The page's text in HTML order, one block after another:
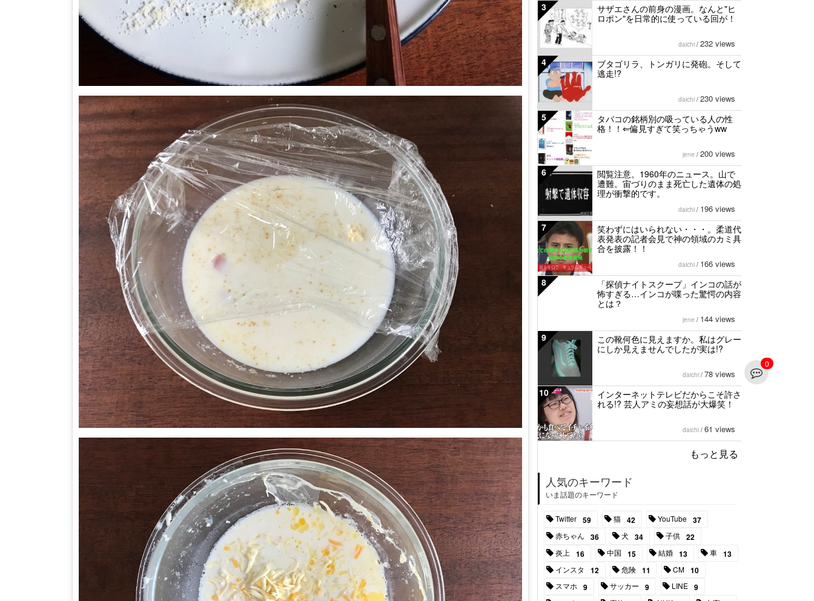
0
3
サザエさんの前身の漫画。なんと"ヒ
ロポン"を日常的に使っている回が！
daichi / 232 views
4
ブタゴリラ、トンガリに発砲。そして
逃走!?
daichi / 230 views
5
タバコの銘柄別の吸っている人の性
格！！⇐偏見すぎて笑っちゃうww
jene / 200 views
6
閲覧注意。1960年のニュース。山で
遭難。宙づりのまま死亡した遺体の処
理が衝撃的です。
daichi / 196 views
7
笑わずにはいられない・・・。柔道代
表発表の記者会見で神の領域のカミ具
合を披露！！
daichi / 166 views
8
「探偵ナイトスクープ」インコの話が
怖すぎる…インコが喋った驚愕の内容
とは？
jene / 144 views
9
この靴何色に見えますか。私はグレー
にしか見えませんでしたが実は!?
daichi / 78 views
10
インターネットテレビだからこそ許さ
れる!? 芸人アミの妄想話が大爆笑！
daichi / 61 views
もっと見る
人気のキーワード
いま話題のキーワード
Twitter 59 猫 42 YouTube 37
赤ちゃん 36 犬 34 子供 22
炎上 16 中国 15 結婚 13 車 13
インスタ 12 危険 11 CM 10
スマホ 9 サッカー 9 LINE 9